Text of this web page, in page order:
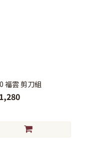
福雲 剪刀組